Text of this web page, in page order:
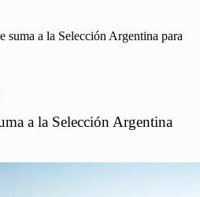
a la Selección Argentina para
a la Selección Argentina